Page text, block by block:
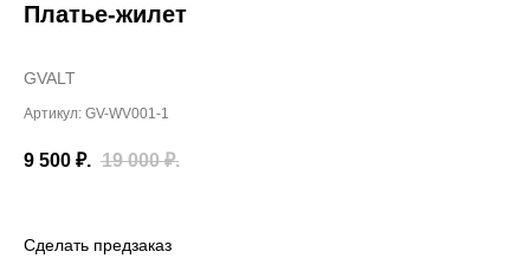
Платье-жилет
GVALT
Артикул: GV-WV001-1
9 500 ₽. 19 000 ₽.